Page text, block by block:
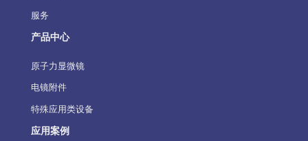
服务
产品中心
原子力显微镜
电镜附件
特殊应用类设备
应用案例